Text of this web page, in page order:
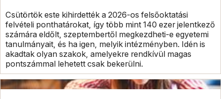
Csütörtök este kihirdették a 2026-os felsőoktatási
felvételi ponthatárokat, így több mint 140 ezer jelentkező
számára eldőlt, szeptembertől megkezdheti-e egyetemi
tanulmányait, és ha igen, melyik intézményben. Idén is
akadtak olyan szakok, amelyekre rendkívül magas
pontszámmal lehetett csak bekerülni.